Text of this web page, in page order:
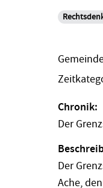
Chronik:
Der
Der
Ache,